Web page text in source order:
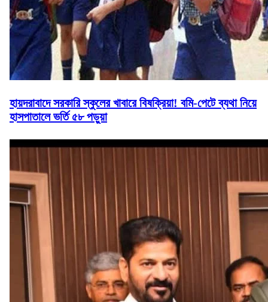
হায়দরাবাদে সরকারি স্কুলের খাবারে বিষক্রিয়া! বমি-পেটে ব্যথা নিয়ে
হাসপাতালে ভর্তি ৫৮ পড়ুয়া